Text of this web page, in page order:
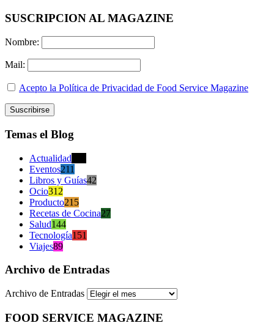
SUSCRIPCION AL MAGAZINE
Nombre:
Mail:
Acepto la Política de Privacidad de Food Service Magazine
Temas el Blog
Actualidad
Eventos211
Libros y Guías42
Ocio312
Producto215
Recetas de Cocina27
Salud144
Tecnología151
Viajes89
Archivo de Entradas
Archivo de Entradas
FOOD SERVICE MAGAZINE